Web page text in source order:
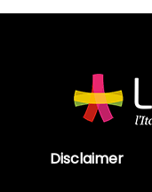
Disclaimer